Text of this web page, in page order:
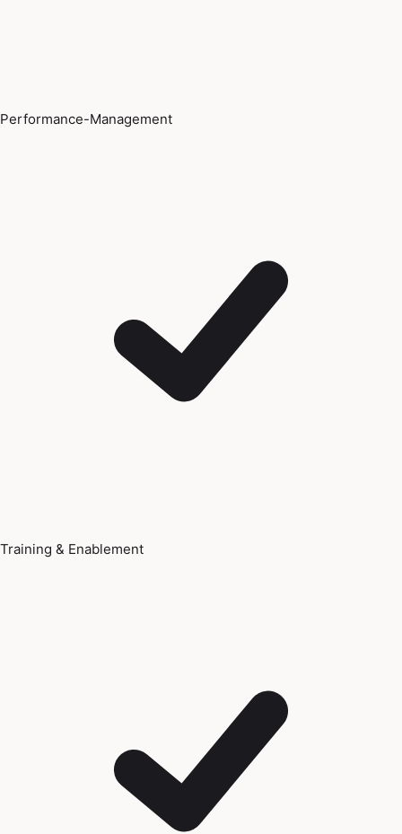
Performance-Management
Training & Enablement